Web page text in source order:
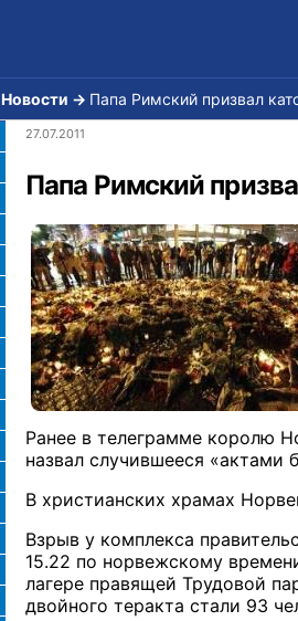
Новости → Папа Римский призвал
27.07.2011
Папа Римский
Ранее в телеграмме королю
назвал случившееся «актами
В христианских храмах
Взрыв у комплекса
15.22 по норвежскому
лагере правящей Трудовой
двойного теракта стали 93